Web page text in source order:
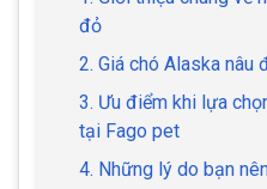
đỏ
2. Giá chó Alaska nâu
3. Ưu điểm khi lựa
tại Fago pet
4. Những lý do bạn